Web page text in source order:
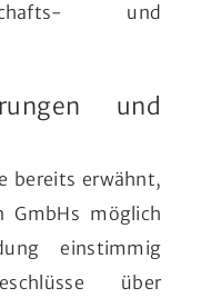
und
und
bereits erwähnt,
GmbHs möglich
einstimmig
über